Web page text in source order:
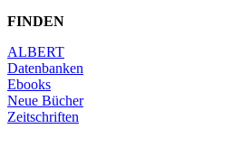
FINDEN
ALBERT
Datenbanken
Ebooks
Neue Bücher
Zeitschriften